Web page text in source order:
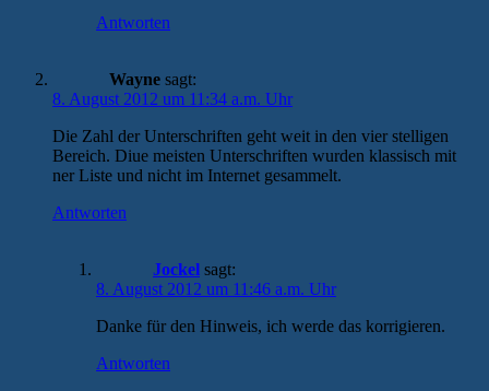
Antworten
Wayne sagt:
8. August 2012 um 11:34 a.m. Uhr
Die Zahl der Unterschriften geht weit in den vier stelligen
Bereich. Diue meisten Unterschriften wurden klassisch mit
ner Liste und nicht im Internet gesammelt.
Antworten
Jockel sagt:
8. August 2012 um 11:46 a.m. Uhr
Danke für den Hinweis, ich werde das korrigieren.
Antworten